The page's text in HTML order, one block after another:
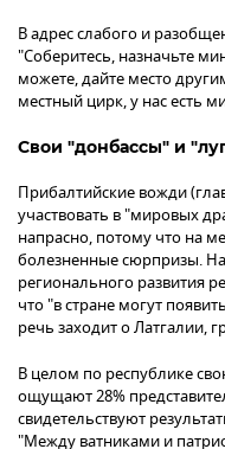
В адрес слабого и
"Соберитесь, назначьте
можете, дайте место
местный цирк, у нас есть
Свои "донбассы" и
Прибалтийские вожди
участвовать в "мировых
напрасно, потому что на
болезненные сюрпризы.
регионального развития
что "в стране могут
речь заходит о Латгалии,
В целом по республике
ощущают 28%
свидетельствуют
"Между ватниками и